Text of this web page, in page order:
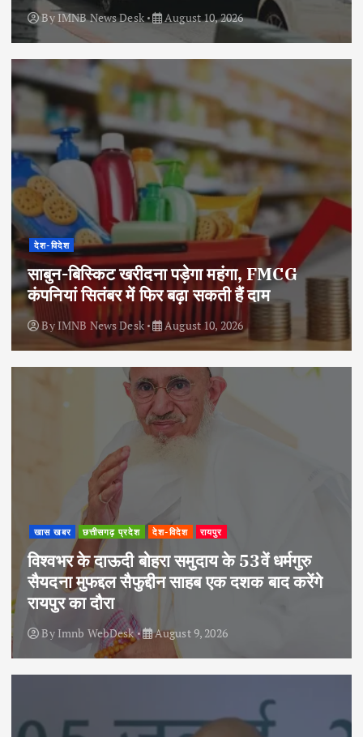
By IMNB News Desk August 10, 2026
देश-विदेश
साबुन-बिस्किट खरीदना पड़ेगा महंगा, FMCG
कंपनियां सितंबर में फिर बढ़ा सकती हैं दाम
ByIMNB News Desk August 10, 2026
खास खबर छत्तीसगढ़ प्रदेश देश-विदेश रायपुर
विश्वभर के दाऊदी बोहरा समुदाय के 53वें धर्मगुरु
सैयदना मुफद्दल सैफुद्दीन साहब एक दशक बाद करेंगे
रायपुर का दौरा
By Imnb WebDesk August 9, 2026